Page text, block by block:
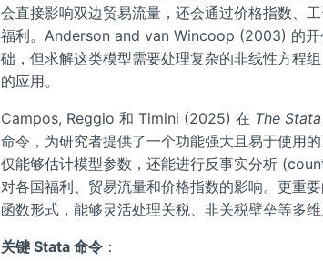
会直接影响双边贸易流量，还会通过价格指数、
福利。Anderson and van Wincoop (2003) 的开
础，但求解这类模型需要处理复杂的非线性方程
的应用。
Campos, Reggio 和 Timini (2025) 在 The
命令，为研究者提供了一个功能强大且易于使用
仅能够估计模型参数，还能进行反事实分析
对各国福利、贸易流量和价格指数的影响。更重要
函数形式，能够灵活处理关税、非关税壁垒等多维
关键 Stata 命令 ：